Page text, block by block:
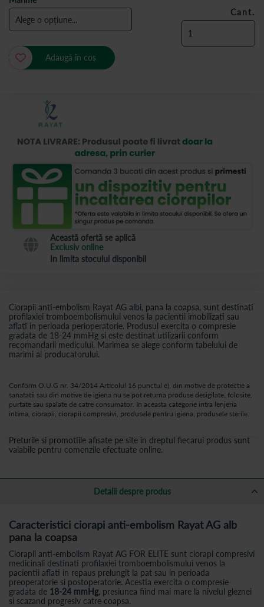
Această ofertă se aplică
Exclusiv online
In limita stocului disponibil
Ciorapii anti-embolism Rayat AG albi, pana la coapsa, sunt destinati
profilaxiei tromboembolismului venos la pacientii imobilizati sau
aflati in perioada perioperatorie. Produsul exercita o compresie
gradata de 18-24 mmHg si este destinat utilizarii conform
recomandarii medicului. Marimea se alege conform tabelului de
marimi al producatorului.
Conform O.U.G nr. 34/2014 Articolul 16 punctul e), din motive de protectie a
sanatatii sau din motive de igiena nu se pot returna produse desigilate, folosite,
purtate sau spalate de catre consumator. In aceasta categorie intra lenjeria
intima, ciorapii, ciorapii compresivi, produsele pentru igiena, produsele sterile.
Cant.
Adaugă în coș
Preturile si promotiile afisate pe site in dreptul fiecarui produs sunt
valabile pentru comenzile efectuate online.
Detalii despre produs
Caracteristici ciorapi anti-embolism Rayat AG alb
pana la coapsa
Ciorapii anti-embolism Rayat AG FOR ELITE sunt ciorapi compresivi
medicinali destinati profilaxiei tromboembolismului venos la
pacientii aflati in repaus prelungit la pat sau in perioada
preoperatorie si postoperatorie. Acestia exercita o compresie
gradata de 18-24 mmHg, presiunea fiind mai mare la nivelul gleznei
si scazand progresiv catre coapsa.